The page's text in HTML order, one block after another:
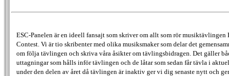
ESC-Panelen är en ideell fansajt som skriver om allt som rör musiktävlingen
Contest. Vi är tio skribenter med olika musiksmaker som delar det
om följa tävlingen och skriva våra åsikter om tävlingsbidragen. Det gäller
uttagningar som hålls inför tävlingen och de låtar som sedan får tävla i
under den delen av året då tävlingen är inaktiv ger vi dig senaste nytt och